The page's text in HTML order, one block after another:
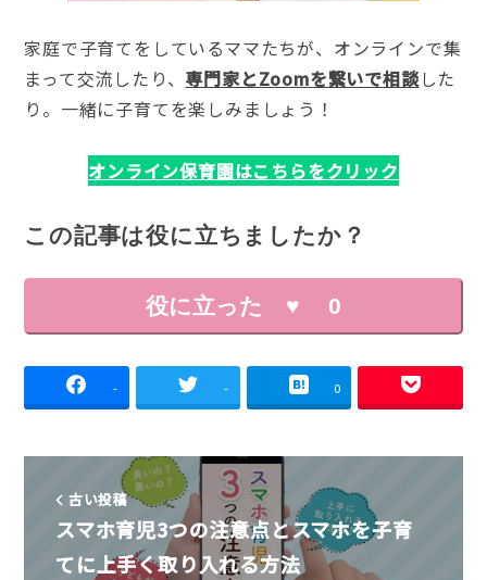
家庭で子育てをしているママたちが、オンラインで集
まって交流したり、 専門家とZoomを繋いで相談 した
り。一緒に子育てを楽しみましょう！
オンライン保育園はこちらをクリック
この記事は役に立ちましたか？
役に立った ♥ 0
- - 0
古い投稿
スマホ育児3つの注意点とスマホを子育
てに上手く取り入れる方法